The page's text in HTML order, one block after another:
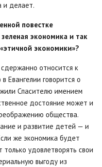
и делает.
повестке
экономика и так
экономики»?
относится к
Евангелии говорится о
Спасителю имением
достояние может и
общества.
и развитие детей — и
же экономика будет
только удовлетворять свои
выгоду из